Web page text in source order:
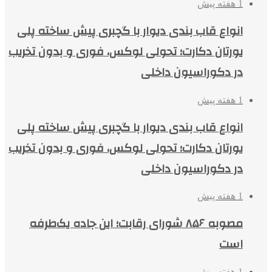
1 هفته پیش
انواع قاب بندی دیوار با گچبری پیش ساخته پلی
یورتان دکارت؛ تحولی لوکس، فوری و بدون تخریب
در دکوراسیون داخلی
1 هفته پیش
انواع قاب بندی دیوار با گچبری پیش ساخته پلی
یورتان دکارت؛ تحولی لوکس، فوری و بدون تخریب
در دکوراسیون داخلی
1 هفته پیش
مصوبه ۸۵۶ شورای رقابت؛ این جاده یک‌طرفه
است